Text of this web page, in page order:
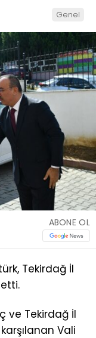
Genel
ABONE OL
Tekirdağ İl
ve Tekirdağ İl
Vali